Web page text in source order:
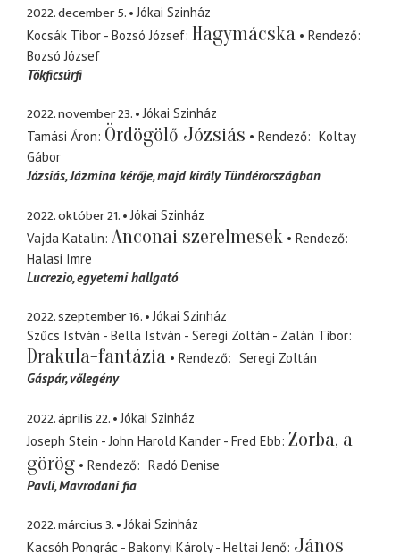
2022. december 5.
Jókai Szinház
Kocsák Tibor - Bozsó József Hagymácska
Rendező
Bozsó József
Tökficsúrfi
2022. november 23.
Jókai Szinház
Tamási Áron Ördögölő Józsiás Rendező
Koltay
Gábor
Józsiás Jázmina kérője, majd király Tündérországban
2022. október 21.
Jókai Szinház
Vajda Katalin Anconai szerelmesek
Rendező
Halasi Imre
Lucrezio egyetemi hallgató
2022. szeptember 16.
Jókai Szinház
Szűcs István - Bella István - Seregi Zoltán - Zalán Tibor
Drakula-fantázia Rendező
Seregi Zoltán
Gáspár vőlegény
2022. április 22.
Jókai Szinház
Joseph Stein - John Harold Kander - Fred Ebb Zorba, a
görög
Rendező
Radó Denise
Pavli Mavrodani fia
2022. március 3.
Jókai Szinház
Kacsóh Pongrác - Bakonyi Károly - Heltai Jenő János